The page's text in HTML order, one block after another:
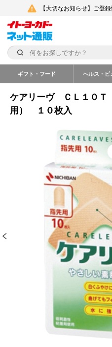
【大切なお知らせ】ご登
ギフト・フード ヘルス・ビ
ケアリーヴ ＣＬ１０Ｔ
用） １０枚入